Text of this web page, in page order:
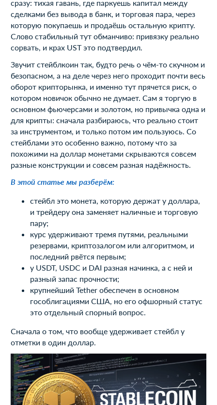
сразу: тихая гавань, где паркуешь капитал между
сделками без вывода в банк, и торговая пара, через
которую покупаешь и продаёшь остальную крипту.
Слово стабильный тут обманчиво: привязку реально
сорвать, и крах UST это подтвердил.
Звучит стейблкоин так, будто речь о чём-то скучном и
безопасном, а на деле через него проходит почти весь
оборот крипторынка, и именно тут прячется риск, о
котором новичок обычно не думает. Сам я торгую в
основном фьючерсами и золотом, но привычка одна и
для крипты: сначала разбираюсь, что реально стоит
за инструментом, и только потом им пользуюсь. Со
стейблами это особенно важно, потому что за
похожими на доллар монетами скрываются совсем
разные конструкции и совсем разная надёжность.
В этой статье мы разберём:
стейбл это монета, которую держат у доллара,
и трейдеру она заменяет наличные и торговую
пару;
курс удерживают тремя путями, реальными
резервами, криптозалогом или алгоритмом, и
последний рвётся первым;
у USDT, USDC и DAI разная начинка, а с ней и
разный запас прочности;
крупнейший Tether обеспечен в основном
гособлигациями США, но его офшорный статус
это отдельный спорный вопрос.
Сначала о том, что вообще удерживает стейбл у
отметки в один доллар.